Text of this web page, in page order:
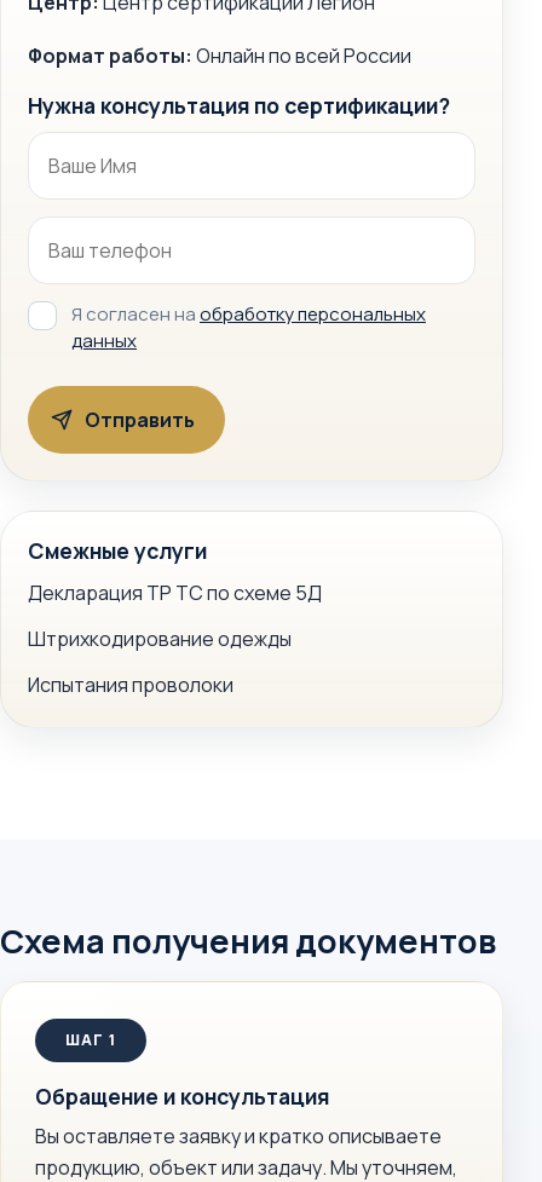
Формат работы: Онлайн по всей России
Нужна консультация по сертификации?
Я согласен наобработку персональных
данных
Смежные услуги
Декларация ТР ТС по схеме 5Д
Штрихкодирование одежды
Испытания проволоки
Схема получения документов
Обращение и консультация
Вы оставляете заявку и кратко описываете
продукцию, объект или задачу. Мы уточняем,